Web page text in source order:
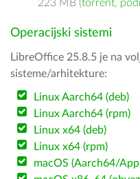
223 MB (torrent,
Operacijski sistemi
LibreOffice 25.8.5 je na
sisteme/arhitekture:
Linux Aarch64 (deb)
Linux Aarch64 (rpm)
Linux x64 (deb)
Linux x64 (rpm)
macOS (Aarch64/